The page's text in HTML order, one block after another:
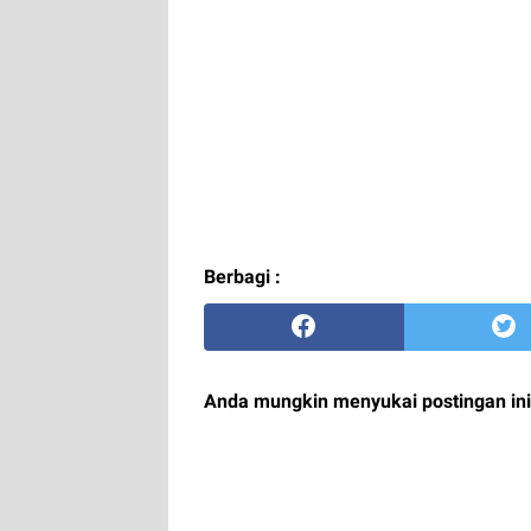
Berbagi :
Anda mungkin menyukai postingan